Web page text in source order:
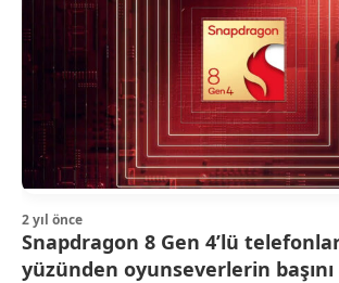
2 yıl önce
Snapdragon 8 Gen 4’lü telefonlar
yüzünden oyunseverlerin başını